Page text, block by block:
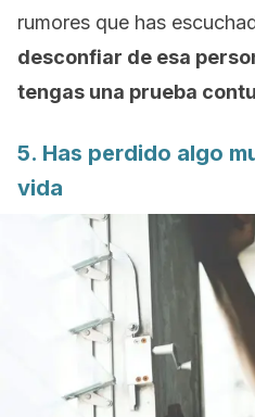
rumores que has
desconfiar de esa
tengas una prueba
5. Has perdido algo
vida